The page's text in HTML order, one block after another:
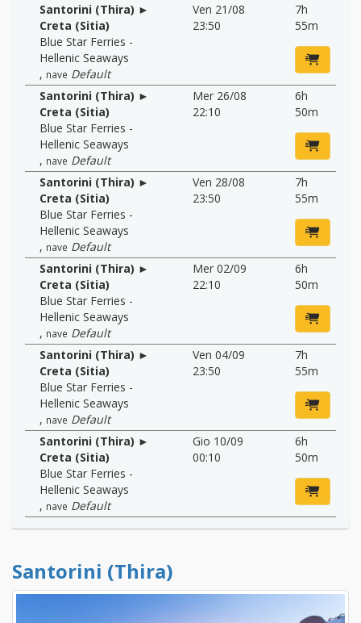
Santorini (Thira) ►
Creta (Sitia)
Blue Star Ferries -
Hellenic Seaways
, nave Default
Ven 21/08
23:50
7h
55m
Santorini (Thira) ►
Creta (Sitia)
Blue Star Ferries -
Hellenic Seaways
, nave Default
Mer 26/08
22:10
6h
50m
Santorini (Thira) ►
Creta (Sitia)
Blue Star Ferries -
Hellenic Seaways
, nave Default
Ven 28/08
23:50
7h
55m
Santorini (Thira) ►
Creta (Sitia)
Blue Star Ferries -
Hellenic Seaways
, nave Default
Mer 02/09
22:10
6h
50m
Santorini (Thira) ►
Creta (Sitia)
Blue Star Ferries -
Hellenic Seaways
, nave Default
Ven 04/09
23:50
7h
55m
Santorini (Thira) ►
Creta (Sitia)
Blue Star Ferries -
Hellenic Seaways
, nave Default
Gio 10/09
00:10
6h
50m
Santorini (Thira)